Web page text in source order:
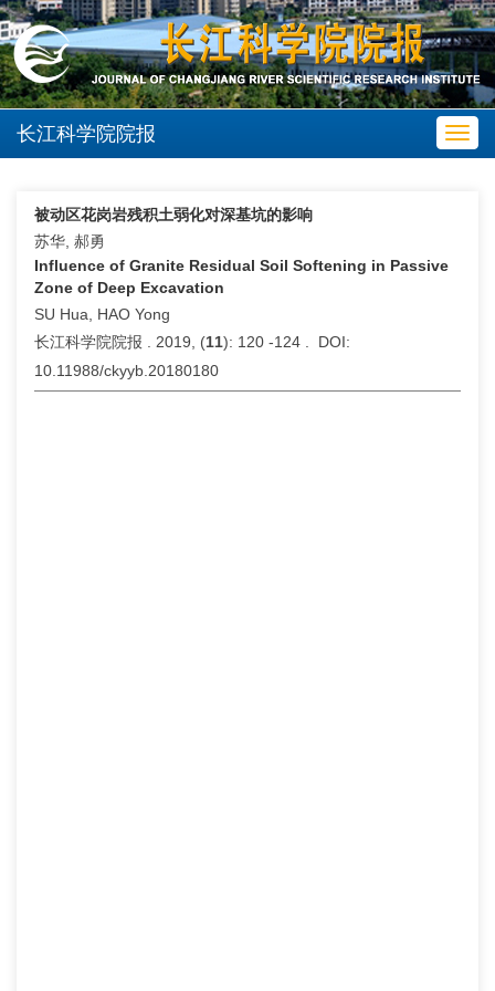
长江科学院院报
被动区花岗岩残积土弱化对深基坑的影响
苏华, 郝勇
Influence of Granite Residual Soil Softening in Passive
Zone of Deep Excavation
SU Hua, HAO Yong
长江科学院院报 . 2019, (11): 120 -124 . DOI:
10.11988/ckyyb.20180180